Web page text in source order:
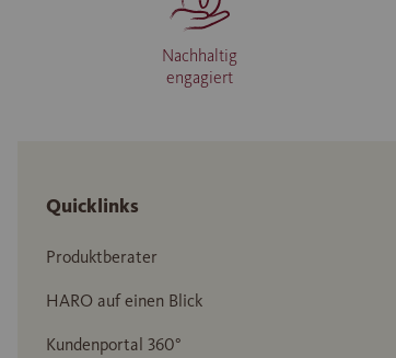
Nachhaltig
engagiert
Quicklinks
Produktberater
HARO auf einen Blick
Kundenportal 360°